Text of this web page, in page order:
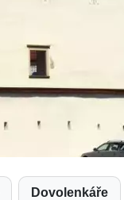
Dovolenkáře